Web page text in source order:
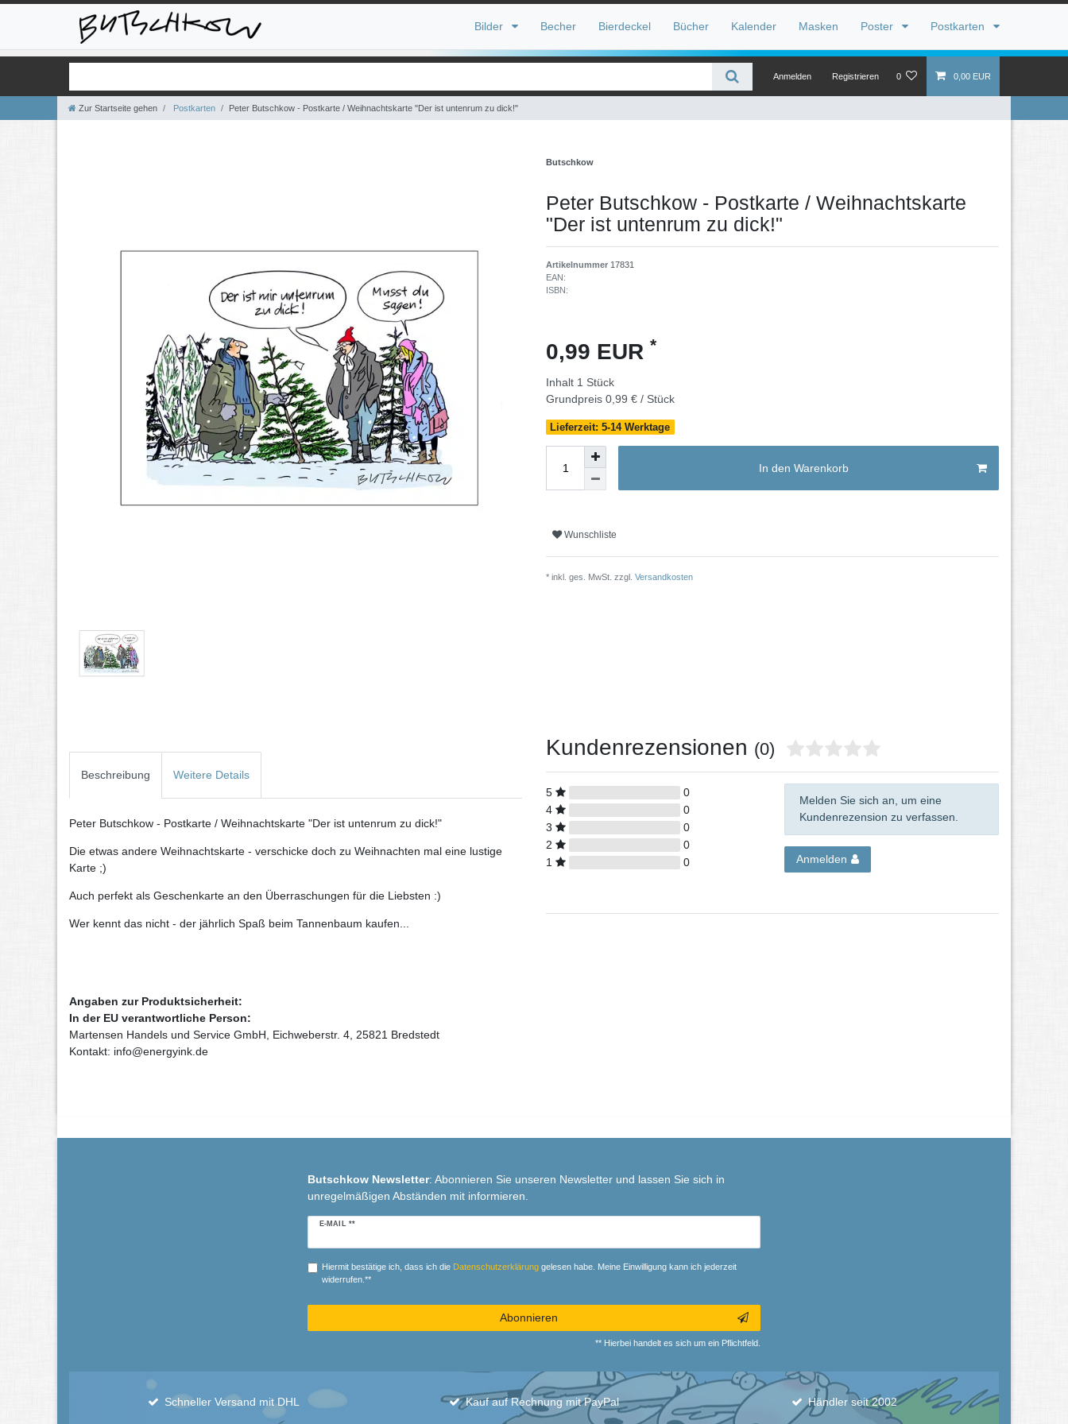
Bilder Becher Bierdeckel Bücher Kalender Masken Poster Postkarten
Anmelden Registrieren 0 0,00 EUR
Zur Startseite gehen Postkarten Peter Butschkow - Postkarte / Weihnachtskarte "Der ist untenrum zu dick!"
Butschkow
Peter Butschkow - Postkarte / Weihnachtskarte
"Der ist untenrum zu dick!"
Artikelnummer 17831
EAN:
ISBN:
0,99 EUR *
Inhalt 1 Stück
Grundpreis 0,99 € / Stück
Lieferzeit: 5-14 Werktage
In den Warenkorb
Wunschliste
* inkl. ges. MwSt. zzgl. Versandkosten
Beschreibung Weitere Details
Peter Butschkow - Postkarte / Weihnachtskarte "Der ist untenrum zu dick!"
Die etwas andere Weihnachtskarte - verschicke doch zu Weihnachten mal eine lustige
Karte ;)
Auch perfekt als Geschenkarte an den Überraschungen für die Liebsten :)
Wer kennt das nicht - der jährlich Spaß beim Tannenbaum kaufen...
Angaben zur Produktsicherheit:
In der EU verantwortliche Person:
Martensen Handels und Service GmbH, Eichweberstr. 4, 25821 Bredstedt
Kontakt: info@energyink.de
Kundenrezensionen (0)
5
0
4
0
3
0
2
0
1
0
Melden Sie sich an, um eine
Kundenrezension zu verfassen.
Anmelden
Butschkow Newsletter: Abonnieren Sie unseren Newsletter und lassen Sie sich in
unregelmäßigen Abständen mit informieren.
E-MAIL **
Newsletter
Hiermit bestätige ich, dass ich die Daten­schutz­erklärunggelesen habe. Meine Einwilligung kann ich jederzeit
widerrufen.**
Abonnieren
** Hierbei handelt es sich um ein Pflichtfeld.
Schneller Versand mit DHL Kauf auf Rechnung mit PayPal Händler seit 2002